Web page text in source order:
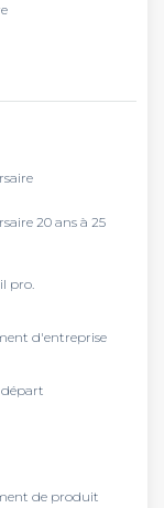
20 ans à 25
pro.
d'entreprise
de produit